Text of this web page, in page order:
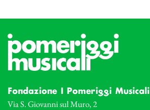
Fondazione I Pomeriggi Musicali
Via S. Giovanni sul Muro, 2